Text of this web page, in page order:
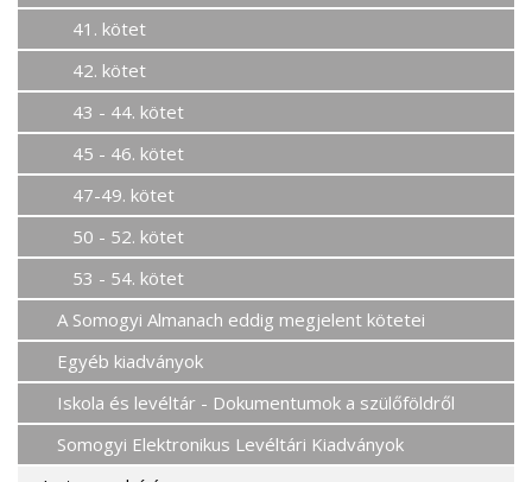
41. kötet
42. kötet
43 - 44. kötet
45 - 46. kötet
47-49. kötet
50 - 52. kötet
53 - 54. kötet
A Somogyi Almanach eddig megjelent kötetei
Egyéb kiadványok
Iskola és levéltár - Dokumentumok a szülőföldről
Somogyi Elektronikus Levéltári Kiadványok